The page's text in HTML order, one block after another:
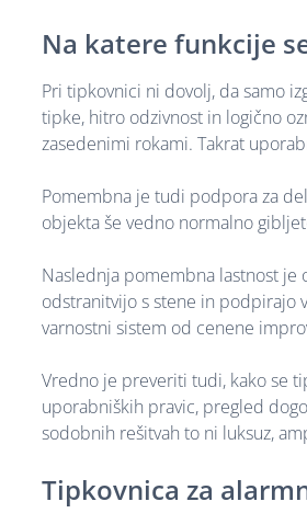
Na katere funkcije
Pri tipkovnici ni dovolj, da samo
tipke, hitro odzivnost in logično
zasedenimi rokami. Takrat
Pomembna je tudi podpora za
objekta še vedno normalno
Naslednja pomembna lastnost je
odstranitvijo s stene in podpirajo
varnostni sistem od cenene
Vredno je preveriti tudi, kako se
uporabniških pravic, pregled
sodobnih rešitvah to ni luksuz,
Tipkovnica za